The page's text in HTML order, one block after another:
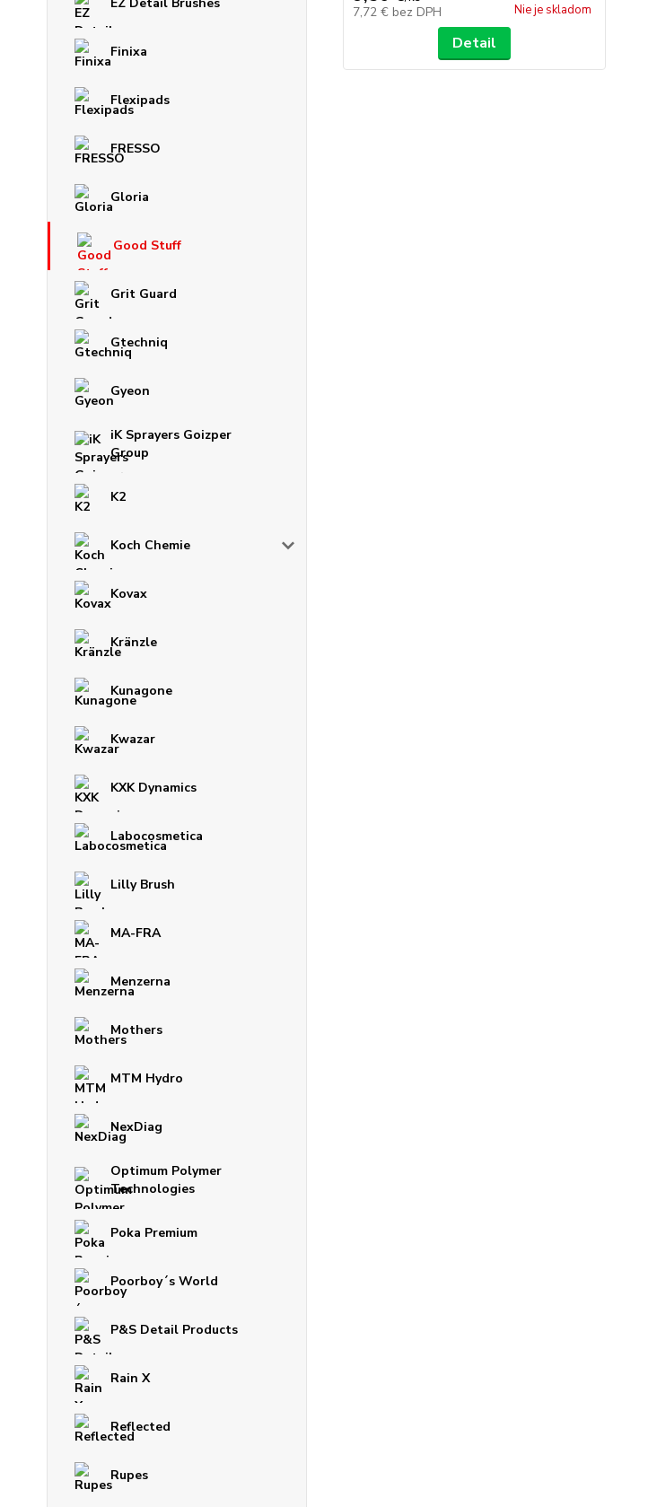
EZ Detail Brushes
Finixa
Flexipads
FRESSO
Gloria
Good Stuff
Grit Guard
Gtechniq
Gyeon
iK Sprayers Goizper
Group
K2
Koch Chemie
Kovax
Kränzle
Kunagone
Kwazar
KXK Dynamics
Labocosmetica
Lilly Brush
MA-FRA
Menzerna
Mothers
MTM Hydro
NexDiag
Optimum Polymer
Technologies
Poka Premium
Poorboy´s World
P&S Detail Products
Rain X
Reflected
Rupes
7,72 € bez DPH Nie je skladom
Detail